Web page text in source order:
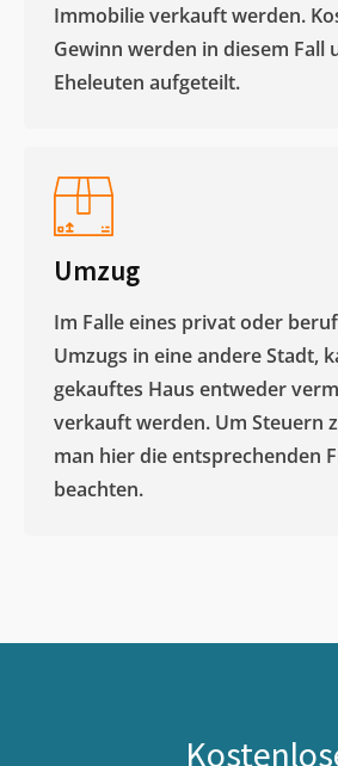
Immobilie verkauft werden.
Gewinn werden in diesem Fall
Eheleuten aufgeteilt.​
Umzug
Im Falle eines privat oder
Umzugs in eine andere Stadt,
gekauftes Haus entweder
verkauft werden. Um Steuern
man hier die entsprechenden
beachten.